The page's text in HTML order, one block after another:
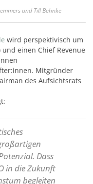
und Till Behnke
wird perspektivisch um
einen Chief Revenue
Mitgründer
des Aufsichtsrats
Dass
in die Zukunft
begleiten